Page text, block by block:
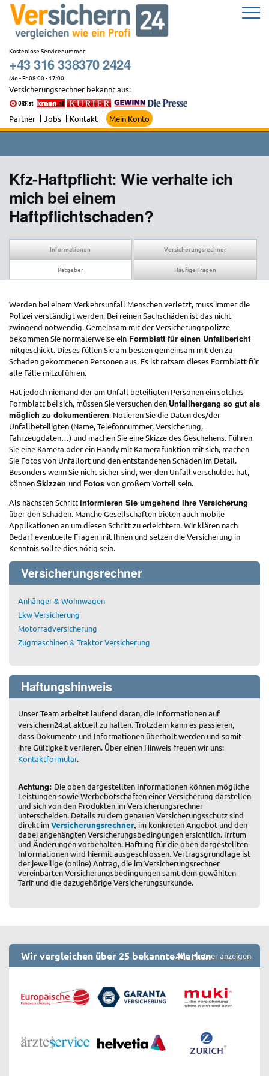
Zum
Inhalt
springen
Kostenlose Servicenummer:
+43 316 338370 2424
Mo - Fr 08:00 - 17:00
Versicherungsrechner bekannt aus:
Partner Jobs Kontakt Mein Konto
Kfz-Haftpflicht: Wie verhalte ich
mich bei einem
Haftpflichtschaden?
Informationen Versicherungsrechner
Ratgeber Häufige Fragen
Werden bei einem Verkehrsunfall Menschen verletzt, muss immer die
Polizei verständigt werden. Bei reinen Sachschäden ist das nicht
zwingend notwendig. Gemeinsam mit der Versicherungspolizze
bekommen Sie normalerweise ein Formblatt für einen Unfallbericht
mitgeschickt. Dieses füllen Sie am besten gemeinsam mit den zu
Schaden gekommenen Personen aus. Es ist ratsam dieses Formblatt für
alle Fälle mitzuführen.
Hat jedoch niemand der am Unfall beteiligten Personen ein solches
Formblatt bei sich, müssen Sie versuchen den Unfallhergang so gut als
möglich zu dokumentieren. Notieren Sie die Daten des/der
Unfallbeteiligten (Name, Telefonnummer, Versicherung,
Fahrzeugdaten…) und machen Sie eine Skizze des Geschehens. Führen
Sie eine Kamera oder ein Handy mit Kamerafunktion mit sich, machen
Sie Fotos von Unfallort und den entstandenen Schäden im Detail.
Besonders wenn Sie nicht sicher sind, wer den Unfall verschuldet hat,
könnenSkizzen und Fotos von großem Vorteil sein.
Als nächsten Schrittinformieren Sie umgehend Ihre Versicherung
über den Schaden. Manche Gesellschaften bieten auch mobile
Applikationen an um diesen Schritt zu erleichtern. Wir klären nach
Bedarf eventuelle Fragen mit Ihnen und setzen die Versicherung in
Kenntnis sollte dies nötig sein.
Versicherungsrechner
Anhänger & Wohnwagen
Lkw Versicherung
Motorradversicherung
Zugmaschinen & Traktor Versicherung
Haftungshinweis
Unser Team arbeitet laufend daran, die Informationen auf
versichern24.at aktuell zu halten. Trotzdem kann es passieren,
dass Dokumente und Informationen überholt werden und somit
ihre Gültigkeit verlieren. Über einen Hinweis freuen wir uns:
Kontaktformular.
Achtung: Die oben dargestellten Informationen können mögliche
Leistungen sowie Werbebotschaften einer Versicherung darstellen
und sich von den Produkten im Versicherungsrechner
unterscheiden. Details zu dem genauen Versicherungsschutz sind
direkt imVersicherungsrechner, im konkreten Angebot und den
dabei angehängten Versicherungsbedingungen ersichtlich. Irrtum
und Änderungen vorbehalten. Haftung für die oben dargestellten
Informationen wird hiermit ausgeschlossen. Vertragsgrundlage ist
der jeweilige (online) Antrag, die im Versicherungsrechner
vereinbarten Versicherungsbedingungen samt dem gewählten
Tarif und die dazugehörige Versicherungsurkunde.
Wir vergleichen über 25 bekannte MarkenAlle Partner anzeigen